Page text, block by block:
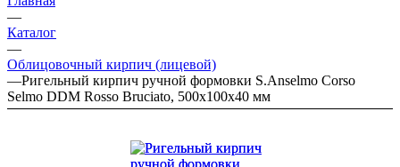
—
Каталог
—
Облицовочный кирпич (лицевой)
—Ригельный кирпич ручной формовки S.Anselmo Corso
Selmo DDM Rosso Bruciato, 500х100х40 мм